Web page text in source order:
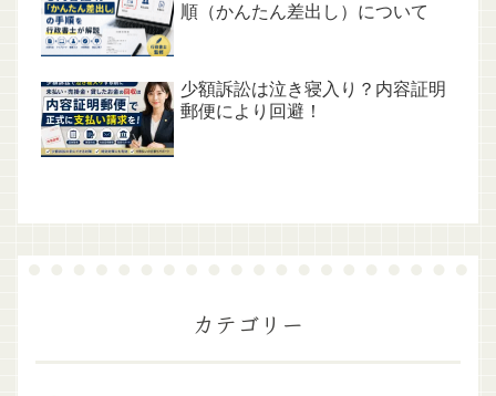
順（かんたん差出し）について
少額訴訟は泣き寝入り？内容証明
郵便により回避！
カテゴリー